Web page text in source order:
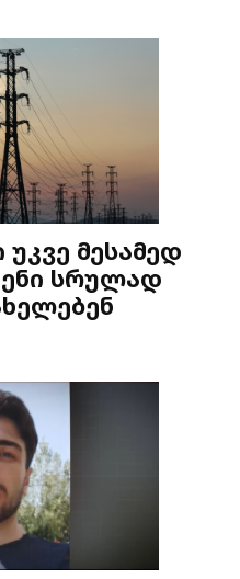
მესამედ
სრულად